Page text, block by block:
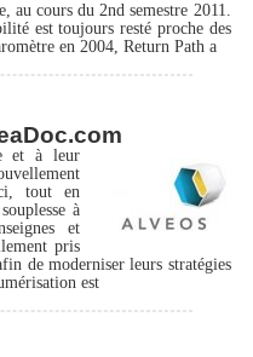
cours du 2nd semestre 2011.
est toujours resté proche des
en 2004, Return Path a
et à leur
tout en
à
et
pris
de moderniser leurs stratégies
est